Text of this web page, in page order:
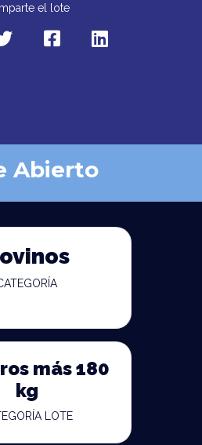
el lote
Abierto
más 180
kg
LOTE